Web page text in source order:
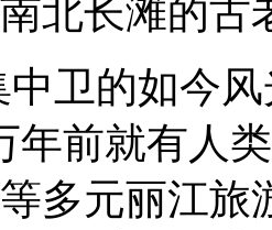
北长滩的古
中卫的如今
年前就有人
多元丽江旅